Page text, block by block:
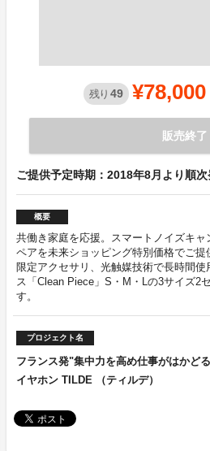
残り 49 ¥78,000
販売終了
ご提供予定時期：2018年8月より順次
概要
共働き家庭を応援。スマートノイズキ
ペアを未来ショッピング特別価格でご提
限定アクセサリ、光触媒技術で長時間
ス「Clean Piece」S・M・Lの3サイズ2
す。
プロジェクト名
フランス発"集中力を高め仕事がはかど
イヤホン TILDE （ティルデ）